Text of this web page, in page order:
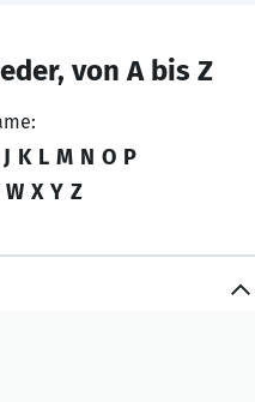
von A bis Z
J K L M N O P
W X Y Z